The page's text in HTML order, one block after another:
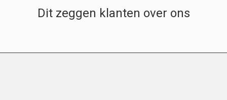
Dit zeggen klanten over ons